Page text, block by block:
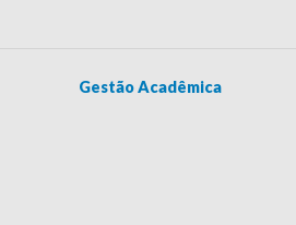
Gestão Acadêmica